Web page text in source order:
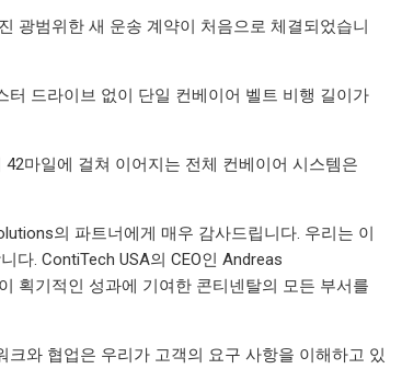
광범위한 새 운송 계약이 처음으로 체결되었습니
드라이브 없이 단일 컨베이어 벨트 비행 길이가
마일에 걸쳐 이어지는 전체 컨베이어 시스템은
의 파트너에게 매우 감사드립니다. 우리는 이
. ContiTech USA의 CEO인 Andreas
획기적인 성과에 기여한 콘티넨탈의 모든 부서를
와 협업은 우리가 고객의 요구 사항을 이해하고 있